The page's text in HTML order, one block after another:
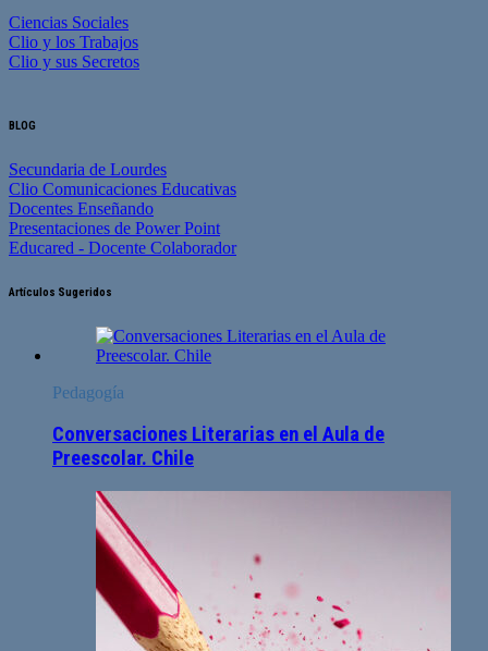
Ciencias Sociales
Clio y los Trabajos
Clio y sus Secretos
BLOG
Secundaria de Lourdes
Clio Comunicaciones Educativas
Docentes Enseñando
Presentaciones de Power Point
Educared - Docente Colaborador
Artículos Sugeridos
Pedagogía
Conversaciones Literarias en el Aula de
Preescolar. Chile